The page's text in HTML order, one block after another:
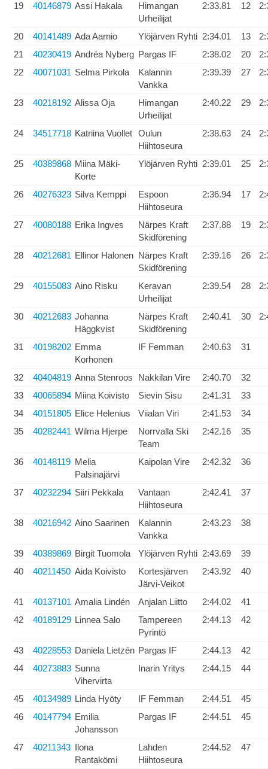
19 40146879 Assi Hakala
Himangan
Urheilijat
2:33.81 12
20 40141489 Ada Aarnio Ylöjärven Ryhti 2:34.01 13
21
40230419 Andréa Nyberg Pargas IF 2:38.02 20
22
40071031 Selma Pirkola
Kalannin
Vankka
2:39.39 27
23 40218192 Alissa Oja
Himangan
Urheilijat
2:40.22 29
24 34517718 Katriina Vuollet Oulun
Hiihtoseura
2:38.63 24
25 40389868 Miina Mäki-
Korte
Ylöjärven Ryhti 2:39.01 25
26 40276323 Silva Kemppi
Espoon
Hiihtoseura
2:36.94 17
27 40080188 Erika Ingves
Närpes Kraft
Skidförening
2:37.88 19
28 40212681 Ellinor Halonen Närpes Kraft
Skidförening
2:39.16 26
29 40155083 Aino Risku
Keravan
Urheilijat
2:39.54 28
30 40212683 Johanna
Häggkvist
Närpes Kraft
Skidförening
2:40.41 30
31 40198202 Emma
Korhonen
IF Femman 2:40.63 31
32 40404819 Anna Stenroos Nakkilan Vire 2:40.70
32
33
40065894 Miina Koivisto Sievin Sisu 2:41.31
33
34
40151805 Elice Helenius Viialan Viri 2:41.53
34
35
40282441 Wilma Hjerpe
Norrvalla Ski
Team
2:42.16 35
36 40148119 Melia
Palsinajärvi
Kaipolan Vire 2:42.32 36
37 40232294 Siiri Pekkala
Vantaan
Hiihtoseura
2:42.41 37
38 40216942 Aino Saarinen
Kalannin
Vankka
2:43.23 38
39 40389869 Birgit Tuomola Ylöjärven Ryhti 2:43.69
39
40
40211450 Aida Koivisto
Kortesjärven
Järvi-Veikot
2:43.92 40
41 40137101 Amalia Lindén Anjalan Liitto 2:44.02
41
42
40189129 Linnea Salo
Tampereen
Pyrintö
2:44.13 42
43 40228553 Daniela Lietzén Pargas IF 2:44.13
42
44
40273883 Sunna
Vihervirta
Inarin Yritys 2:44.15 44
45 40134989 Linda Hyöty IF Femman 2:44.51
45
46
40147794 Emilia
Johansson
Pargas IF 2:44.51 45
47 40211343 Ilona
Rantakömi
Lahden
Hiihtoseura
2:44.52 47